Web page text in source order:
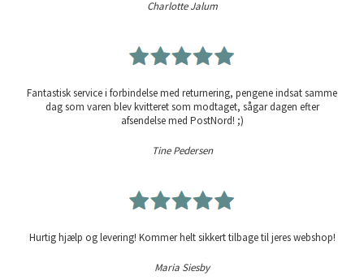
Charlotte Jalum
Fantastisk service i forbindelse med returnering, pengene indsat samme
dag som varen blev kvitteret som modtaget, sågar dagen efter
afsendelse med PostNord! ;)
Tine Pedersen
Hurtig hjælp og levering! Kommer helt sikkert tilbage til jeres webshop!
Maria Siesby